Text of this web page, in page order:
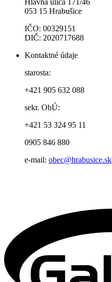
Hlavná ulica 171/46
053 15 Hrabušice
IČO: 00329151
DIČ: 2020717688
Kontaktné údaje
starosta:
+421 905 632 088
sekr. ObÚ:
+421 53 324 95 11
0905 846 880
e-mail: obec@hrabusice.sk